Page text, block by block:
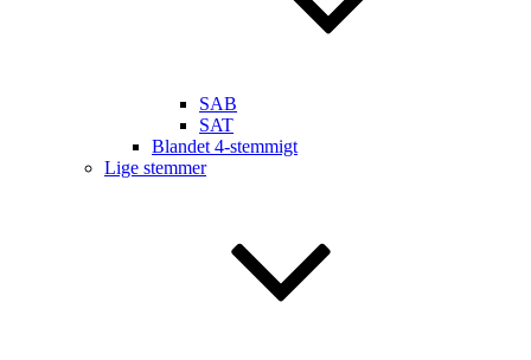
SAB
SAT
Blandet 4-stemmigt
Lige stemmer